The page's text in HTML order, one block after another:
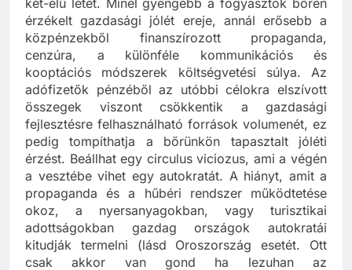
érzékelt gazdasági jólét ereje, annál erősebb a
közpénzekből finanszírozott propaganda,
cenzúra, a különféle kommunikációs és
kooptációs módszerek költségvetési súlya. Az
adófizetők pénzéből az utóbbi célokra elszívott
összegek viszont csökkentik a gazdasági
fejlesztésre felhasználható források volumenét, ez
pedig tompíthatja a bőrünkön tapasztalt jóléti
érzést. Beállhat egy circulus viciozus, ami a végén
a vesztébe vihet egy autokratát. A hiányt, amit a
propaganda és a hűbéri rendszer működtetése
okoz, a nyersanyagokban, vagy turisztikai
adottságokban gazdag országok autokratái
kitudják termelni (lásd Oroszország esetét. Ott
csak akkor van gond ha lezuhan az